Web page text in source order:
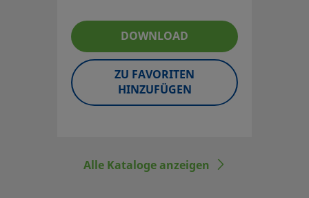
Speziallängen sind erhältlich;
Optionale Umhüllungen,
Kennzeichnungen und
Prüfungen
DOWNLOAD
ZU FAVORITEN
HINZUFÜGEN
Alle Kataloge anzeigen